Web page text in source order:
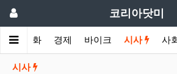
코리아닷미
인 영화 경제 바이크 시사 사
시사